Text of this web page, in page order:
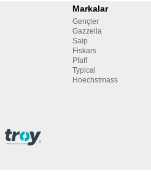
Markalar
Gençler
Gazzella
Saip
Fiskars
Pfaff
Typical
Hoechstmass